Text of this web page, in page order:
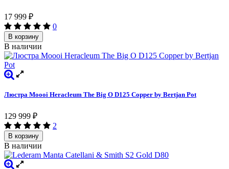
17 999 ₽
0
В корзину
В наличии
Люстра Moooi Heracleum The Big O D125 Copper by Bertjan Pot
129 999 ₽
2
В корзину
В наличии